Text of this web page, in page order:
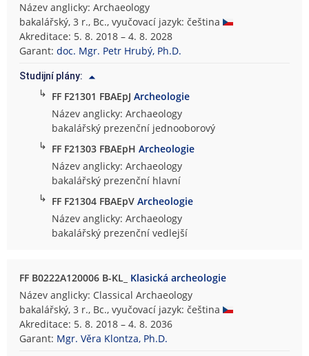
Název anglicky: Archaeology
bakalářský, 3 r., Bc., vyučovací jazyk: čeština
Akreditace: 5. 8. 2018 – 4. 8. 2028
Garant:doc. Mgr. Petr Hrubý, Ph.D.
Studijní plány:
↳ FF F21301 FBAEpJArcheologie
Název anglicky: Archaeology
bakalářský prezenční jednooborový
↳ FF F21303 FBAEpHArcheologie
Název anglicky: Archaeology
bakalářský prezenční hlavní
↳ FF F21304 FBAEpVArcheologie
Název anglicky: Archaeology
bakalářský prezenční vedlejší
FF B0222A120006 B-KL_ Klasická archeologie
Název anglicky: Classical Archaeology
bakalářský, 3 r., Bc., vyučovací jazyk: čeština
Akreditace: 5. 8. 2018 – 4. 8. 2036
Garant: Mgr. Věra Klontza, Ph.D.